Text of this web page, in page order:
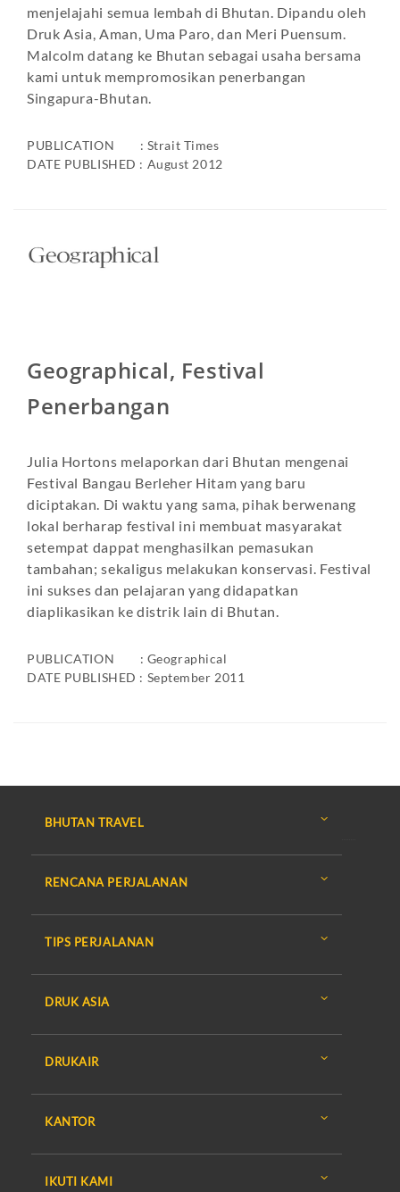
menjelajahi semua lembah di Bhutan. Dipandu oleh
Druk Asia, Aman, Uma Paro, dan Meri Puensum.
Malcolm datang ke Bhutan sebagai usaha bersama
kami untuk mempromosikan penerbangan
Singapura-Bhutan.
PUBLICATION : Strait Times
DATE PUBLISHED : August 2012
Geographical, Festival
Penerbangan
Julia Hortons melaporkan dari Bhutan mengenai
Festival Bangau Berleher Hitam yang baru
diciptakan. Di waktu yang sama, pihak berwenang
lokal berharap festival ini membuat masyarakat
setempat dappat menghasilkan pemasukan
tambahan; sekaligus melakukan konservasi. Festival
ini sukses dan pelajaran yang didapatkan
diaplikasikan ke distrik lain di Bhutan.
PUBLICATION : Geographical
DATE PUBLISHED : September 2011
BHUTAN TRAVEL
RENCANA PERJALANAN
TIPS PERJALANAN
DRUK ASIA
DRUKAIR
KANTOR
IKUTI KAMI